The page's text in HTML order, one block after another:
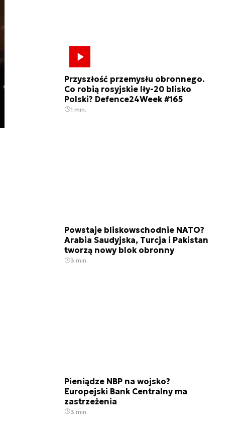
Przyszłość przemysłu obronnego.
Co robią rosyjskie Iły-20 blisko
Polski? Defence24Week #165
1 min.
Powstaje bliskowschodnie NATO?
Arabia Saudyjska, Turcja i Pakistan
tworzą nowy blok obronny
3 min.
Pieniądze NBP na wojsko?
Europejski Bank Centralny ma
zastrzeżenia
3 min.